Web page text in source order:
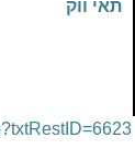
תאי ווק